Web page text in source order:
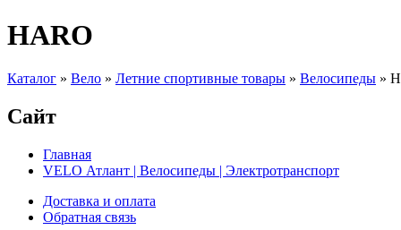
HARO
Каталог » Вело » Летние спортивные товары » Велосипеды »
Сайт
Главная
VELO Атлант | Велосипеды | Электротранспорт
Доставка и оплата
Обратная связь